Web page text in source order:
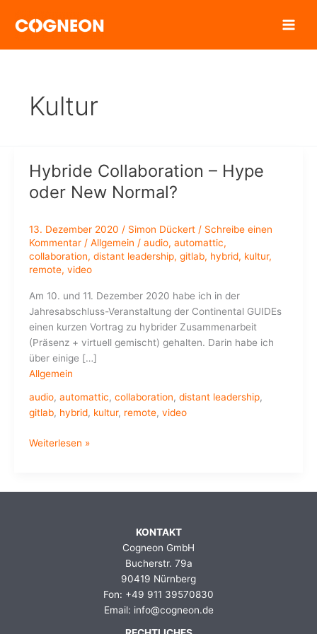
Inhalt
Kultur
Hybride Collaboration – Hype
oder New Normal?
13. Dezember 2020 / Simon Dückert / Schreibe einen
Kommentar / Allgemein / audio, automattic,
collaboration, distant leadership, gitlab, hybrid, kultur,
remote, video
Am 10. und 11. Dezember 2020 habe ich in der
Jahresabschluss-Veranstaltung der Continental GUIDEs
einen kurzen Vortrag zu hybrider Zusammenarbeit
(Präsenz + virtuell gemischt) gehalten. Darin habe ich
über einige […]
Allgemein
audio, automattic, collaboration, distant leadership,
gitlab, hybrid, kultur, remote, video
Hybride
Weiterlesen »
KONTAKT
Cogneon GmbH
Bucherstr. 79a
90419 Nürnberg
Fon: +49 911 39570830
Email: info@cogneon.de